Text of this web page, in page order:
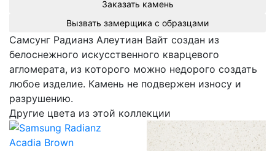
Заказать камень
Вызвать замерщика с образцами
Самсунг Радианз Алеутиан Вайт создан из
белоснежного искусственного кварцевого
агломерата, из которого можно недорого создать
любое изделие. Камень не подвержен износу и
разрушению.
Другие цвета из этой коллекции